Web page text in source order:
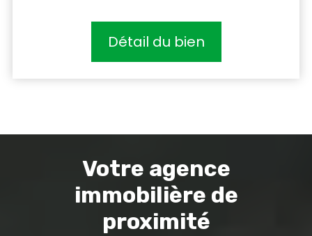
Détail du bien
Votre agence
immobilière de
proximité